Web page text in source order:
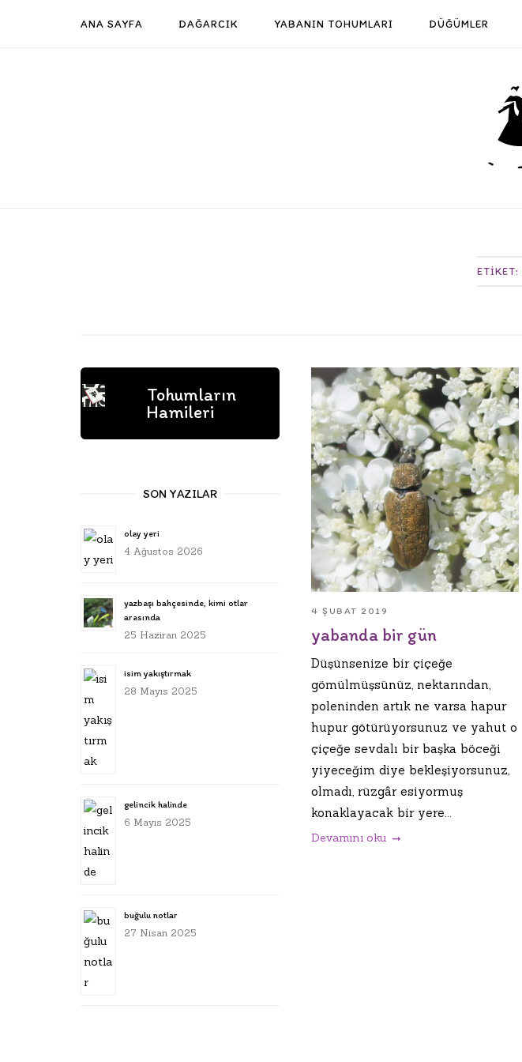
ANA SAYFA DAĞARCIK YABANIN TOHUMLARI DÜĞÜMLER
Home
ETIKET:
4 ŞUBAT 2019
yabanda bir gün
Düşünsenize bir çiçeğe
gömülmüşsünüz, nektarından,
poleninden artık ne varsa hapur
hupur götürüyorsunuz ve yahut o
çiçeğe sevdalı bir başka böceği
yiyeceğim diye bekleşiyorsunuz,
olmadı, rüzgâr esiyormuş
konaklayacak bir yere...
Devamını oku
Tohumların
Hamileri
SON YAZILAR
olay yeri
4 Ağustos 2026
yazbaşı bahçesinde, kimi otlar
arasında
25 Haziran 2025
isim yakıştırmak
28 Mayıs 2025
gelincik halinde
6 Mayıs 2025
buğulu notlar
27 Nisan 2025